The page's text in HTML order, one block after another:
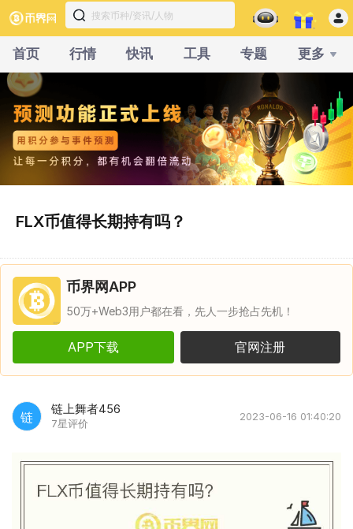
首页 行情 快讯 工具 专题 更多
FLX币值得长期持有吗？
币界网APP
50万+Web3用户都在看，先人一步抢占先机！
APP下载 官网注册
链 链上舞者456
7星评价
2023-06-16 01:40:20